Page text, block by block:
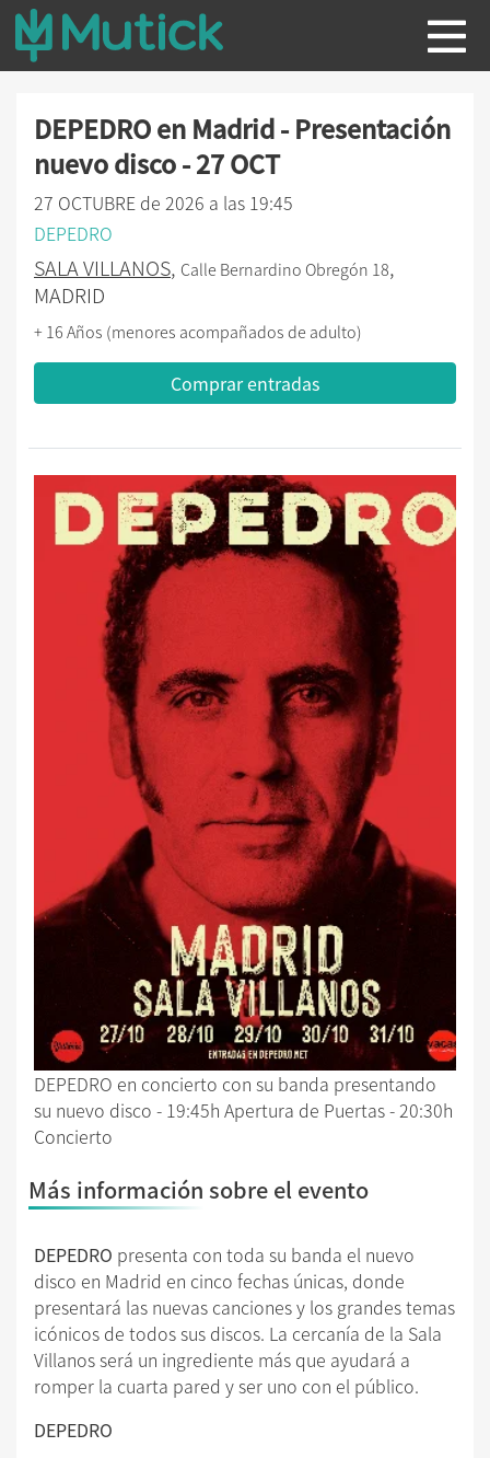
DEPEDRO en Madrid - Presentación
nuevo disco - 27 OCT
27 OCTUBRE de 2026 a las 19:45
DEPEDRO
SALA VILLANOS, Calle Bernardino Obregón 18,
MADRID
+ 16 Años (menores acompañados de adulto)
Comprar entradas
DEPEDRO en concierto con su banda presentando
su nuevo disco - 19:45h Apertura de Puertas - 20:30h
Concierto
Más información sobre el evento
DEPEDRO presenta con toda su banda el nuevo
disco en Madrid en cinco fechas únicas, donde
presentará las nuevas canciones y los grandes temas
icónicos de todos sus discos. La cercanía de la Sala
Villanos será un ingrediente más que ayudará a
romper la cuarta pared y ser uno con el público.
DEPEDRO